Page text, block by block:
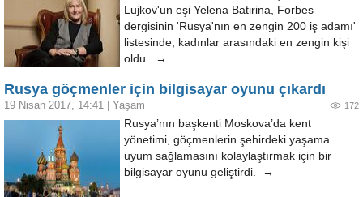
Lujkov'un eşi Yelena Batirina, Forbes
dergisinin 'Rusya'nın en zengin 200 iş adamı'
listesinde, kadınlar arasındaki en zengin kişi
oldu. →
Rusya göçmenler için bilgisayar oyunu çıkardı
19 Nisan 2017, 14:41 Yaşam 172
Rusya’nın başkenti Moskova’da kent
yönetimi, göçmenlerin şehirdeki yaşama
uyum sağlamasını kolaylaştırmak için bir
bilgisayar oyunu geliştirdi. →